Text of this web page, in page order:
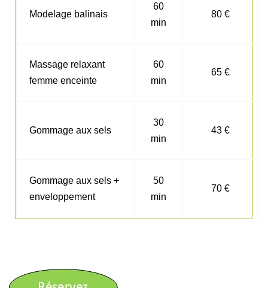
Modelage balinais
60
min
80 €
Massage relaxant
femme enceinte
60
min
65 €
Gommage aux sels
30
min
43 €
Gommage aux sels +
enveloppement
50
min
70 €